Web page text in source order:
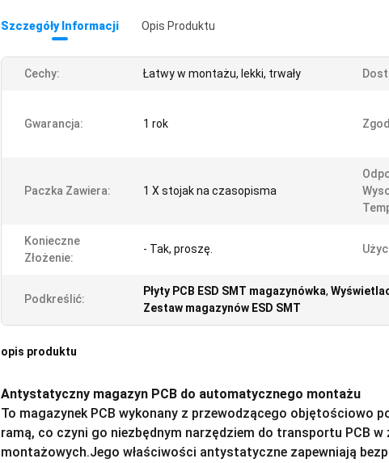
Szczegóły Informacji Opis Produktu
Cechy: Łatwy w montażu, lekki, trwały
Gwarancja: 1 rok
Paczka Zawiera: 1 X stojak na czasopisma
Konieczne
Złożenie:
- Tak, proszę.
Podkreślić:
Płyty PCB ESD SMT magazynówka,
Zestaw magazynów ESD SMT
opis produktu
Antystatyczny magazyn PCB do automatycznego montażu
To magazynek PCB wykonany z przewodzącego objętościowo
ramą, co czyni go niezbędnym narzędziem do transportu PCB
montażowych.Jego właściwości antystatyczne zapewniają